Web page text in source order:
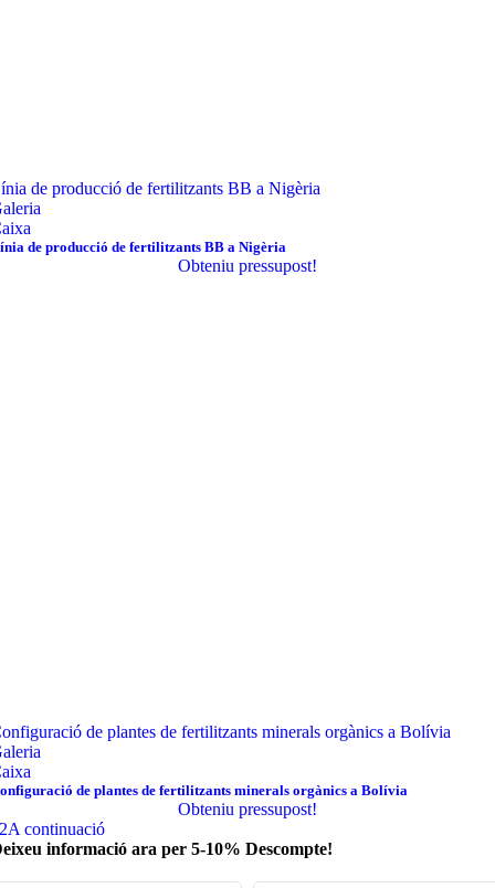
de producció de fertilitzants BB a Nigèria
de producció de fertilitzants BB a Nigèria
Obteniu pressupost!
de plantes de fertilitzants minerals orgànics a Bolívia
de plantes de fertilitzants minerals orgànics a Bolívia
Obteniu pressupost!
2A continuació
informació ara per 5-10% Descompte!